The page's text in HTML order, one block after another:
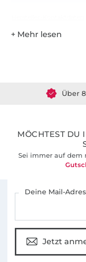
Über
MÖCHTEST DU
Sei immer auf dem
Deine Mail-
Jetzt